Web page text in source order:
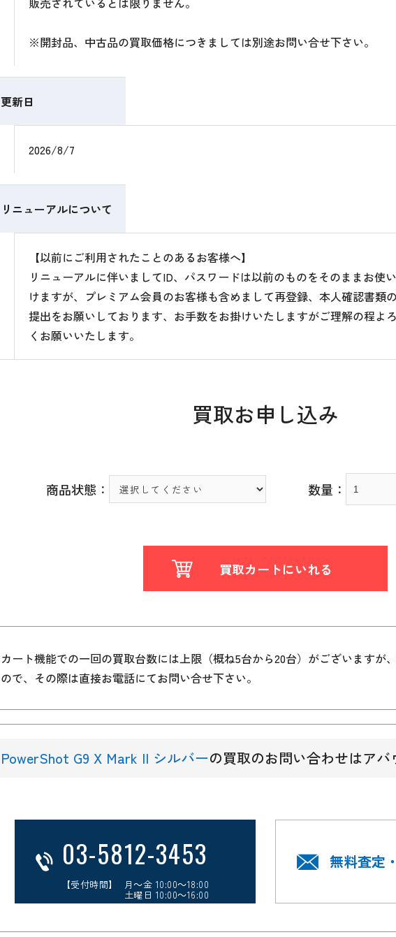
※開封品、中古品の買取価格につきましては別途お問い合せ下さい。
更新日
2026/8/7
リニューアルについて
【以前にご利用されたことのあるお客様へ】
リニューアルに伴いましてID、パスワードは以前のものをそのままお使
けますが、プレミアム会員のお客様も含めまして再登録、本人確認書類
提出をお願いしております、お手数をお掛けいたしますがご理解の程よ
くお願いいたします。
買取お申し込み
商品状態： 数量：
買取カートにいれる
カート機能での一回の買取台数には上限（概ね5台から20台）がございますが
ので、その際は直接お電話にてお問い合せ下さい。
PowerShot G9 X Mark II シルバーの買取のお問い合わせはアバ
03-5812-3453
【受付時間】 月～金 10:00～18:00
土曜日 10:00～16:00
無料査定